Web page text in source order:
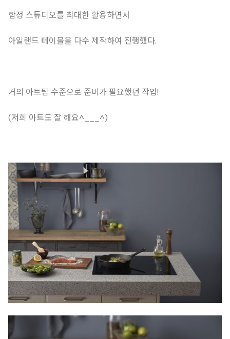
합정 스튜디오를 최대한 활용하면서
아일랜드 테이블을 다수 제작하여 진행했다.
거의 아트팀 수준으로 준비가 필요했던 작업!
(저희 아트도 잘 해요^___^)